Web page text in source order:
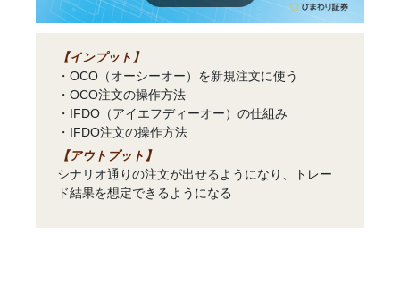
【インプット】
・OCO（オーシーオー）を新規注文に使う
・OCO注文の操作方法
・IFDO（アイエフディーオー）の仕組み
・IFDO注文の操作方法
【アウトプット】
シナリオ通りの注文が出せるようになり、トレー
ド結果を想定できるようになる